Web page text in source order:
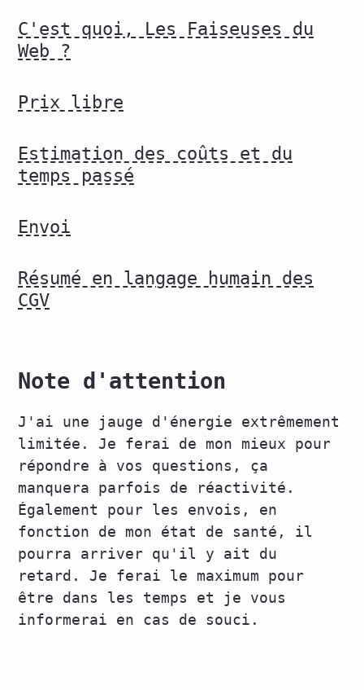
C'est quoi, Les Faiseuses du
Web ?
Prix libre
Estimation des coûts et du
temps passé
Envoi
Résumé en langage humain des
CGV
Note d'attention
J'ai une jauge d'énergie extrêmement
limitée. Je ferai de mon mieux pour
répondre à vos questions, ça
manquera parfois de réactivité.
Également pour les envois, en
fonction de mon état de santé, il
pourra arriver qu'il y ait du
retard. Je ferai le maximum pour
être dans les temps et je vous
informerai en cas de souci.